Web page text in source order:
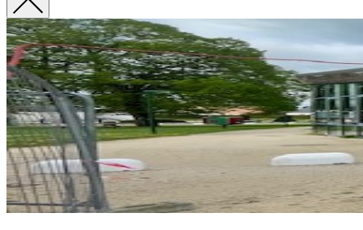
Fermer
la
recherche